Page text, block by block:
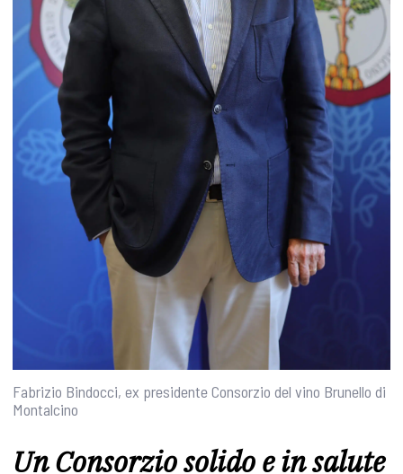
Fabrizio Bindocci, ex presidente Consorzio del vino Brunello di
Montalcino
Un Consorzio solido e in salute